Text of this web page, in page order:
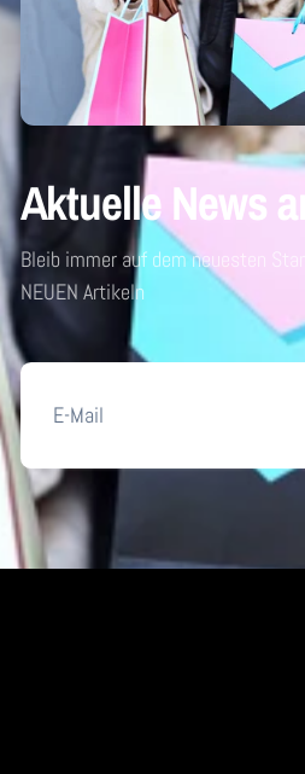
Aktuelle News
Bleib immer auf dem neuesten
NEUEN Artikeln
E-
Mail